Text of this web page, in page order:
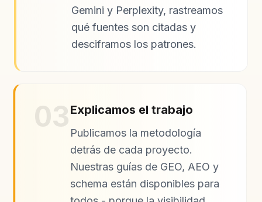
Gemini y Perplexity, rastreamos
qué fuentes son citadas y
desciframos los patrones.
03 Explicamos el trabajo
Publicamos la metodología
detrás de cada proyecto.
Nuestras guías de GEO, AEO y
schema están disponibles para